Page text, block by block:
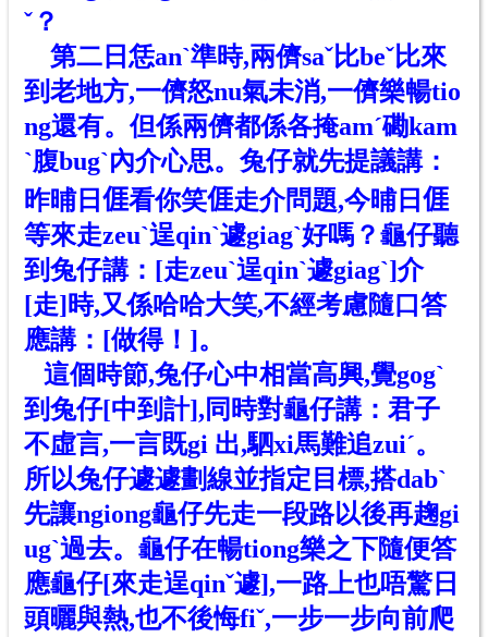
ˇ？
第二日恁anˋ準時,兩儕saˇ比beˇ比來
到老地方,一儕怒nu氣未消,一儕樂暢tio
ng還有。但係兩儕都係各掩amˊ磡kam
ˋ腹bugˋ內介心思。兔仔就先提議講：
昨晡日𠊎看你笑𠊎走介問題,今晡日𠊎
等來走zeuˋ逞qinˋ遽giagˋ好嗎？龜仔聽
到兔仔講：[走zeuˋ逞qinˋ遽giagˋ]介
[走]時,又係哈哈大笑,不經考慮隨口答
應講：[做得！]。
這個時節,兔仔心中相當高興,覺gogˋ
到兔仔[中到計],同時對龜仔講：君子
不虛言,一言既gi 出,駟xi馬難追zuiˊ。
所以兔仔遽遽劃線並指定目標,搭dabˋ
先讓ngiong龜仔先走一段路以後再趜gi
ugˋ過去。龜仔在暢tiong樂之下隨便答
應龜仔[來走逞qinˇ遽],一路上也唔驚日
頭曬與熱,也不後悔fiˇ,一步一步向前爬